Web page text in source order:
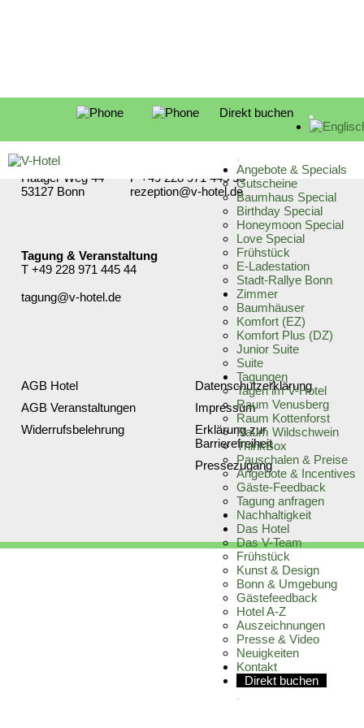
Direkt buchen
Angebote & Specials
Gutscheine
Baumhaus Special
Birthday Special
Honeymoon Special
Love Special
Frühstück
E-Ladestation
Stadt-Rallye Bonn
Zimmer
Baumhäuser
Komfort (EZ)
Komfort Plus (DZ)
Junior Suite
Suite
Tagungen
Tagen im V-Hotel
Raum Venusberg
Raum Kottenforst
Raum Wildschwein
ThinkBox
Pauschalen & Preise
Angebote & Incentives
Gäste-Feedback
Tagung anfragen
Nachhaltigkeit
Das Hotel
Das V-Team
Frühstück
Kunst & Design
Bonn & Umgebung
Gästefeedback
Hotel A-Z
Auszeichnungen
Presse & Video
Neuigkeiten
Kontakt
Direkt buchen
V-Hotel GmbH
Haager Weg 44
53127 Bonn
F +49 228 971 445 99
rezeption@v-hotel.de
Tagung & Veranstaltung
T +49 228 971 445 44
tagung@v-hotel.de
AGB Hotel
AGB Veranstaltungen
Widerrufsbelehrung
Datenschutz­erklärung
Impressum
Erklärung zur
Barrierefreiheit
Pressezugang